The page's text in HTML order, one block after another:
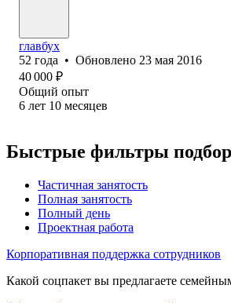
главбух
52 года • Обновлено 23 мая 2016
40 000 ₽
Общий опыт
6 лет 10 месяцев
Быстрые фильтры
Частичная занятость
Полная занятость
Полный день
Проектная работа
Корпоративная поддержка сотрудников
Какой соцпакет вы предлагаете